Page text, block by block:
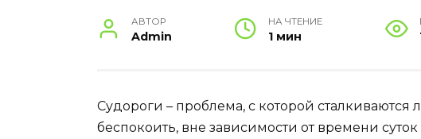
АВТОР
Admin
НА ЧТЕНИЕ
1 мин
Судороги – проблема, с которой сталкиваются
беспокоить, вне зависимости от времени